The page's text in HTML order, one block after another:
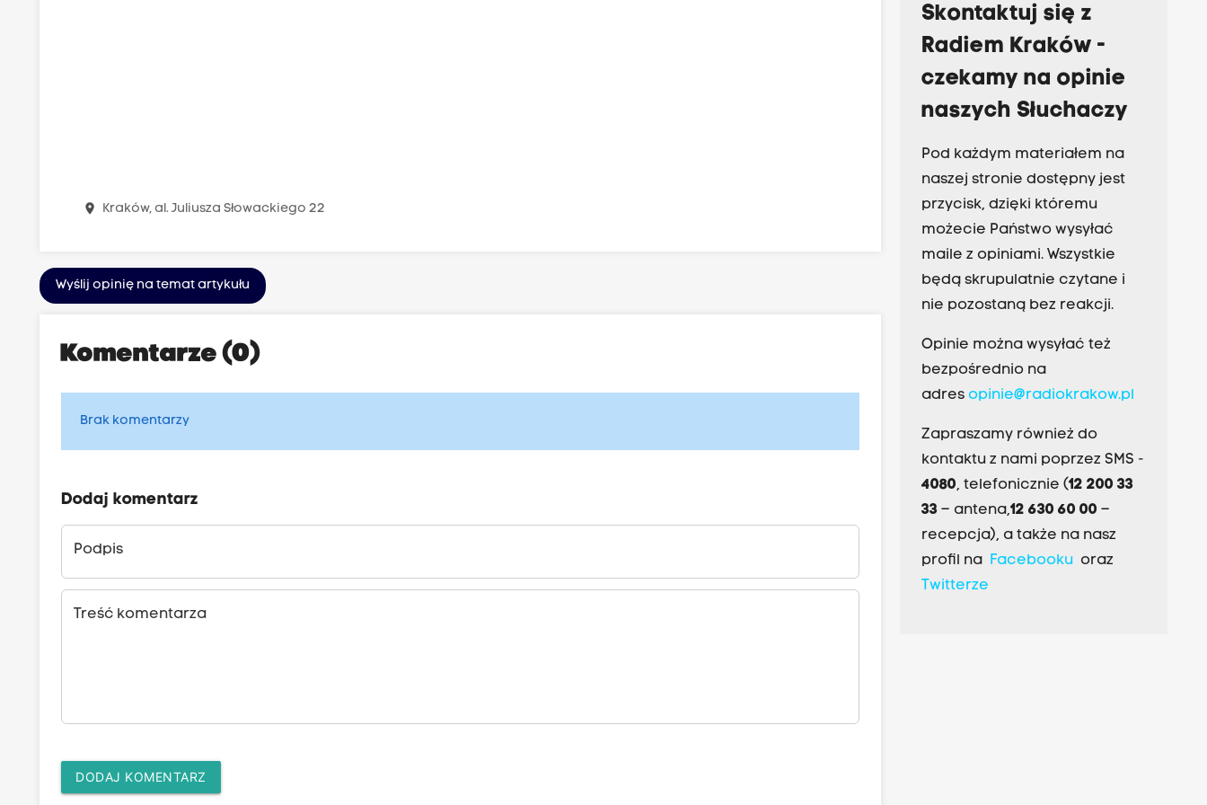
place Kraków, al. Juliusza Słowackiego 22
Wyślij opinię na temat artykułu
Komentarze (0)
Brak komentarzy
Dodaj komentarz
Podpis
Treść komentarza
DODAJ KOMENTARZ
Skontaktuj się z
Radiem Kraków -
czekamy na opinie
naszych Słuchaczy
Pod każdym materiałem na
naszej stronie dostępny jest
przycisk, dzięki któremu
możecie Państwo wysyłać
maile z opiniami. Wszystkie
będą skrupulatnie czytane i
nie pozostaną bez reakcji.
Opinie można wysyłać też
bezpośrednio na
adres opinie@radiokrakow.pl
Zapraszamy również do
kontaktu z nami poprzez SMS -
4080, telefonicznie (12 200 33
33– antena,12 630 60 00 –
recepcja), a także na nasz
profil na Facebookuoraz
Twitterze